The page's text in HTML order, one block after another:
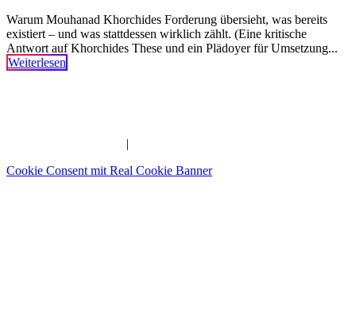
Warum Mouhanad Khorchides Forderung übersieht, was bereits
existiert – und was stattdessen wirklich zählt. (Eine kritische
Antwort auf Khorchides These und ein Plädoyer für Umsetzung...
Weiterlesen
|
Cookie Consent mit Real Cookie Banner